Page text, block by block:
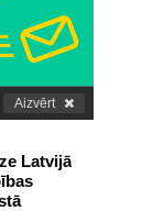
Aizvērt
Latvijā